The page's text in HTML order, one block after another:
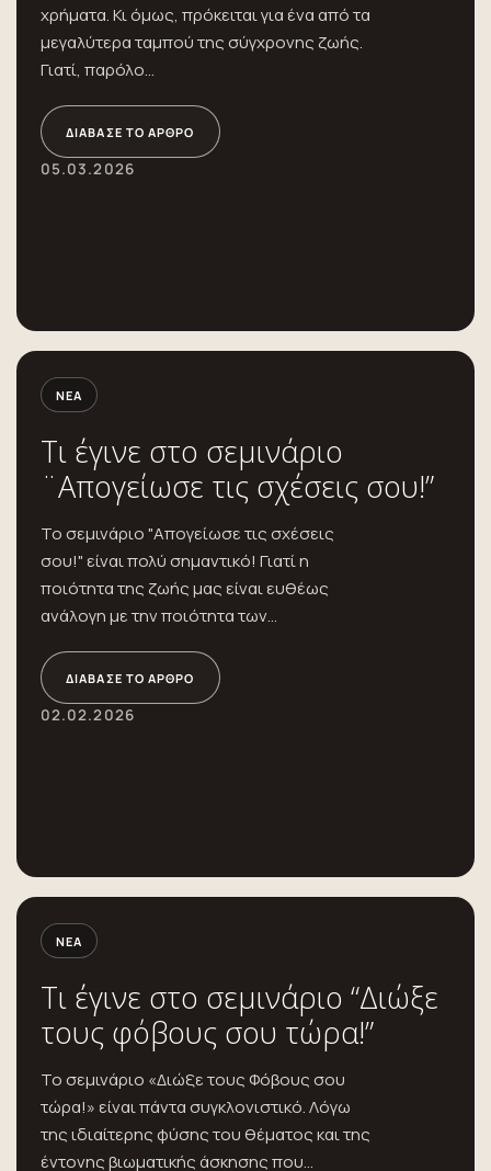
χρήματα. Κι όμως, πρόκειται για ένα από τα
μεγαλύτερα ταμπού της σύγχρονης ζωής.
Γιατί, παρόλο...
ΔΙΆΒΑΣΕ ΤΟ ΆΡΘΡΟ
05.03.2026
ΝΈΑ
Τι έγινε στο σεμινάριο
¨Απογείωσε τις σχέσεις σου!”
Το σεμινάριο "Απογείωσε τις σχέσεις
σου!" είναι πολύ σημαντικό! Γιατί η
ποιότητα της ζωής μας είναι ευθέως
ανάλογη με την ποιότητα των...
ΔΙΆΒΑΣΕ ΤΟ ΆΡΘΡΟ
02.02.2026
ΝΈΑ
Τι έγινε στο σεμινάριο “Διώξε
τους φόβους σου τώρα!”
Το σεμινάριο «Διώξε τους Φόβους σου
τώρα!» είναι πάντα συγκλονιστικό. Λόγω
της ιδιαίτερης φύσης του θέματος και της
έντονης βιωματικής άσκησης που...